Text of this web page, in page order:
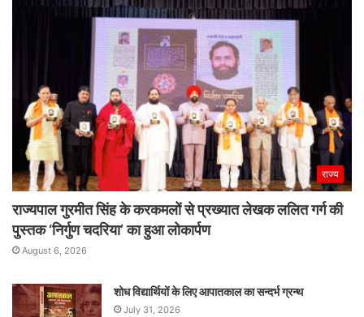
राज्य
राज्यपाल गुरमीत सिंह के करकमलों से प्रख्यात लेखक ललित गर्ग की
पुस्तक ‘निर्गुण चदरिया’ का हुआ लोकार्पण
August 6, 2026
शोध विद्यार्थियों के लिए आपातकाल का सन्दर्भ ग्रन्थ
July 31, 2026